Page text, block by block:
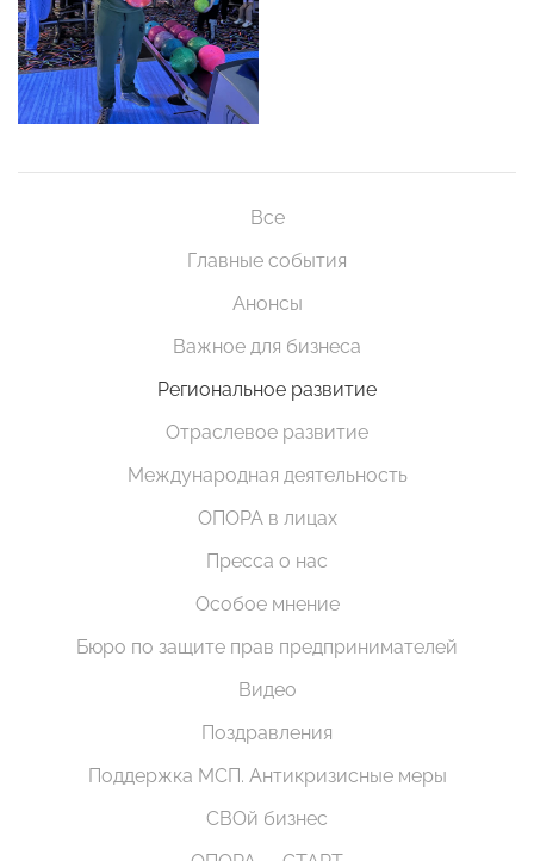
Все
Главные события
Анонсы
Важное для бизнеса
Региональное развитие
Отраслевое развитие
Международная деятельность
ОПОРА в лицах
Пресса о нас
Особое мнение
Бюро по защите прав предпринимателей
Видео
Поздравления
Поддержка МСП. Антикризисные меры
СВОй бизнес